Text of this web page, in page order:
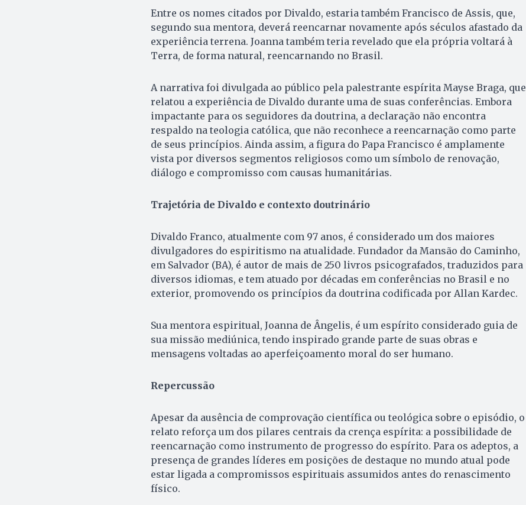
Entre os nomes citados por Divaldo, estaria também Francisco de Assis, que,
segundo sua mentora, deverá reencarnar novamente após séculos afastado da
experiência terrena. Joanna também teria revelado que ela própria voltará à
Terra, de forma natural, reencarnando no Brasil.
A narrativa foi divulgada ao público pela palestrante espírita Mayse Braga, que
relatou a experiência de Divaldo durante uma de suas conferências. Embora
impactante para os seguidores da doutrina, a declaração não encontra
respaldo na teologia católica, que não reconhece a reencarnação como parte
de seus princípios. Ainda assim, a figura do Papa Francisco é amplamente
vista por diversos segmentos religiosos como um símbolo de renovação,
diálogo e compromisso com causas humanitárias.
Trajetória de Divaldo e contexto doutrinário
Divaldo Franco, atualmente com 97 anos, é considerado um dos maiores
divulgadores do espiritismo na atualidade. Fundador da Mansão do Caminho,
em Salvador (BA), é autor de mais de 250 livros psicografados, traduzidos para
diversos idiomas, e tem atuado por décadas em conferências no Brasil e no
exterior, promovendo os princípios da doutrina codificada por Allan Kardec.
Sua mentora espiritual, Joanna de Ângelis, é um espírito considerado guia de
sua missão mediúnica, tendo inspirado grande parte de suas obras e
mensagens voltadas ao aperfeiçoamento moral do ser humano.
Repercussão
Apesar da ausência de comprovação científica ou teológica sobre o episódio, o
relato reforça um dos pilares centrais da crença espírita: a possibilidade de
reencarnação como instrumento de progresso do espírito. Para os adeptos, a
presença de grandes líderes em posições de destaque no mundo atual pode
estar ligada a compromissos espirituais assumidos antes do renascimento
físico.